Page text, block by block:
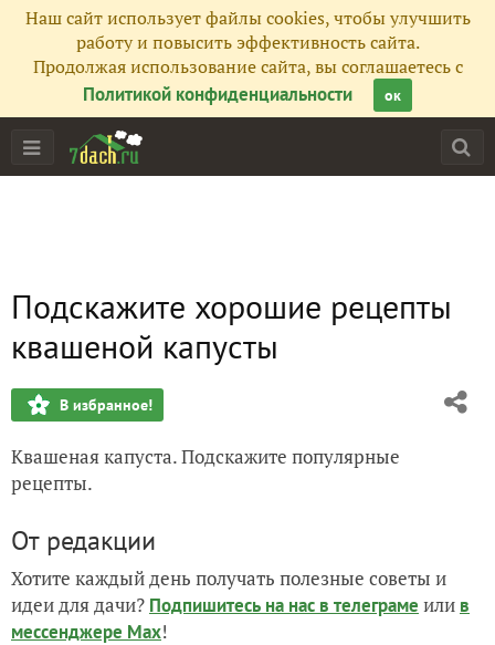
Наш сайт использует файлы cookies, чтобы улучшить
работу и повысить эффективность сайта.
Продолжая использование сайта, вы соглашаетесь с
Политикой конфиденциальности
ок
Подскажите хорошие рецепты
квашеной капусты
В избранное!
Квашеная капуста. Подскажите популярные
рецепты.
От редакции
Хотите каждый день получать полезные советы и
идеи для дачи? Подпишитесь на нас в телеграме или в
мессенджере Max!